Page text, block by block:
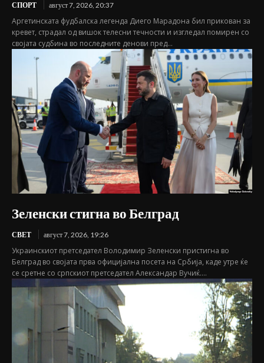
СПОРТ август 7, 2026, 20:37
Аргетинската фудбалска легенда Диего Марадона бил прикован за
кревет, страдал од вишок телесни течности и изгледал помирен со
својата судбина во последните денови пред...
Зеленски стигна во Белград
СВЕТ август 7, 2026, 19:26
Украинскиот претседател Володимир Зеленски пристигна во
Белград во својата прва официјална посета на Србија, каде утре ќе
се сретне со српскиот претседател Александар Вучиќ....